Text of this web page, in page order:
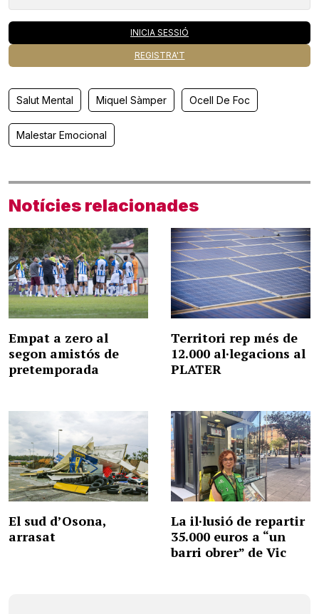
INICIA SESSIÓ
REGISTRA'T
Salut Mental Miquel Sàmper Ocell De Foc
Malestar Emocional
Notícies relacionades
Empat a zero al
segon amistós de
pretemporada
Territori rep més de
12.000 al·legacions al
PLATER
El sud d’Osona,
arrasat
La il·lusió de repartir
35.000 euros a “un
barri obrer” de Vic